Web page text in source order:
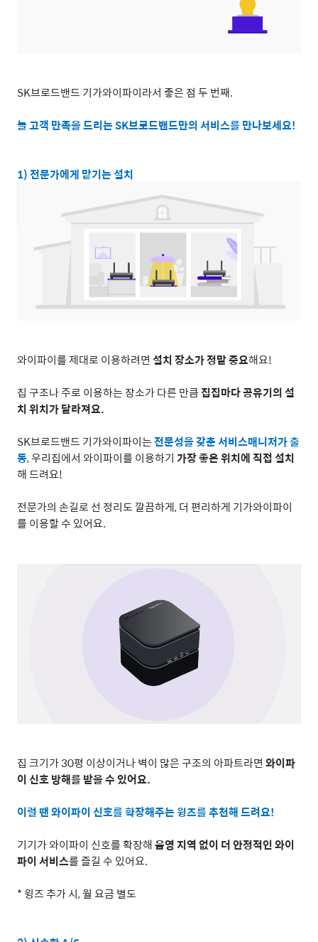
SK브로드밴드 기가와이파이라서 좋은 점 두 번째.
늘 고객 만족을 드리는SK브로드밴드만의 서비스를 만나보세요!
1)전문가에게 맡기는 설치
와이파이를 제대로 이용하려면 설치 장소가 정말 중요해요!
집 구조나 주로 이용하는 장소가 다른 만큼 집집마다 공유기의 설
치 위치가 달라져요.
SK브로드밴드 기가와이파이는전문성을 갖춘 서비스매니저가 출
동,우리집에서 와이파이를 이용하기 가장 좋은 위치에 직접 설치
해 드려요!
전문가의 손길로 선 정리도 깔끔하게,더 편리하게 기가와이파이
를 이용할 수 있어요.
집 크기가30평 이상이거나 벽이 많은 구조의 아파트라면 와이파
이 신호 방해를 받을 수 있어요.
이럴 땐 와이파이 신호를 확장해주는 윙즈를 추천해 드려요!
기기가 와이파이 신호를 확장해음영 지역 없이 더 안정적인 와이
파이 서비스를 즐길 수 있어요.
* 윙즈 추가 시,월 요금 별도